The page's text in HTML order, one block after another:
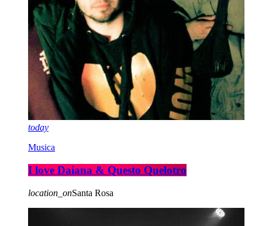
today
Musica
I love Daiana & Questo Quelotro
location_onSanta Rosa